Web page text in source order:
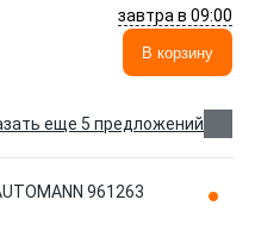
завтра в 09:00
В корзину
еще 5 предложений
961263